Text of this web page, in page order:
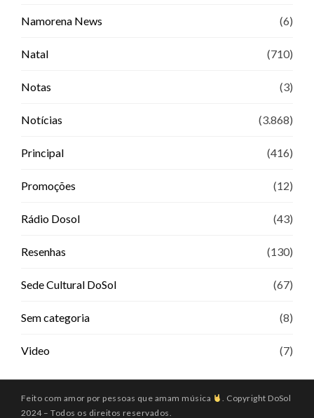
Namorena News (6)
Natal (710)
Notas (3)
Notícias (3.868)
Principal (416)
Promoções (12)
Rádio Dosol (43)
Resenhas (130)
Sede Cultural DoSol (67)
Sem categoria (8)
Video (7)
Feito com amor por pessoas que amam música
. Copyright DoSol
2024 – Todos os direitos reservados.